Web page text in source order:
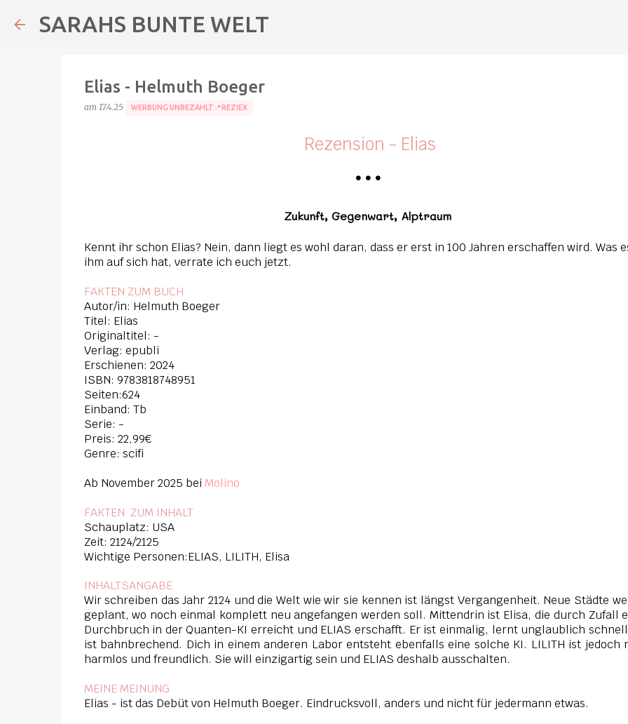
SARAHS BUNTE WELT
Elias - Helmuth Boeger
am 17.4.25 WERBUNG UNBEZAHLT📍REZIEX
Rezension - Elias
• • •
Zukunft, Gegenwart, Alptraum
Kennt ihr schon Elias? Nein, dann liegt es wohl daran, dass er erst in 100 Jahren erschaffen wird. Was
ihm auf sich hat, verrate ich euch jetzt.
FAKTEN ZUM BUCH
Autor/in: Helmuth Boeger
Titel: Elias
Originaltitel: -
Verlag: epubli
Erschienen: 2024
ISBN: 9783818748951
Seiten:624
Einband: Tb
Serie: -
Preis: 22,99€
Genre: scifi
Ab November 2025 bei Molino
FAKTEN ZUM INHALT
Schauplatz: USA
Zeit: 2124/2125
Wichtige Personen:ELIAS, LILITH, Elisa
INHALTSANGABE
Wir schreiben das Jahr 2124 und die Welt wie wir sie kennen ist längst Vergangenheit. Neue Städte
geplant, wo noch einmal komplett neu angefangen werden soll. Mittendrin ist Elisa, die durch Zufall
Durchbruch in der Quanten-KI erreicht und ELIAS erschafft. Er ist einmalig, lernt unglaublich
ist bahnbrechend. Dich in einem anderen Labor entsteht ebenfalls eine solche KI. LILITH ist jedoch
harmlos und freundlich. Sie will einzigartig sein und ELIAS deshalb ausschalten.
MEINE MEINUNG
Elias - ist das Debüt von Helmuth Boeger. Eindrucksvoll, anders und nicht für jedermann etwas.